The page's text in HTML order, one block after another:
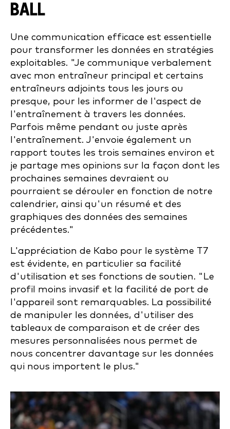
BALL
Une communication efficace est essentielle
pour transformer les données en stratégies
exploitables. "Je communique verbalement
avec mon entraîneur principal et certains
entraîneurs adjoints tous les jours ou
presque, pour les informer de l'aspect de
l'entraînement à travers les données.
Parfois même pendant ou juste après
l'entraînement. J'envoie également un
rapport toutes les trois semaines environ et
je partage mes opinions sur la façon dont les
prochaines semaines devraient ou
pourraient se dérouler en fonction de notre
calendrier, ainsi qu'un résumé et des
graphiques des données des semaines
précédentes."
L'appréciation de Kabo pour le système T7
est évidente, en particulier sa facilité
d'utilisation et ses fonctions de soutien. "Le
profil moins invasif et la facilité de port de
l'appareil sont remarquables. La possibilité
de manipuler les données, d'utiliser des
tableaux de comparaison et de créer des
mesures personnalisées nous permet de
nous concentrer davantage sur les données
qui nous importent le plus."